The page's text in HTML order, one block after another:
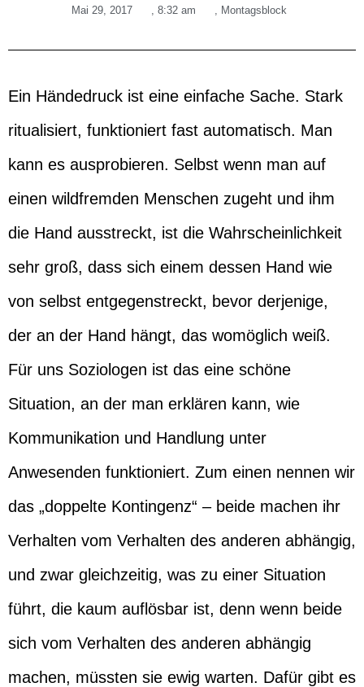
Mai 29, 2017 , 8:32 am , Montagsblock
Ein Händedruck ist eine einfache Sache. Stark
ritualisiert, funktioniert fast automatisch. Man
kann es ausprobieren. Selbst wenn man auf
einen wildfremden Menschen zugeht und ihm
die Hand ausstreckt, ist die Wahrscheinlichkeit
sehr groß, dass sich einem dessen Hand wie
von selbst entgegenstreckt, bevor derjenige,
der an der Hand hängt, das womöglich weiß.
Für uns Soziologen ist das eine schöne
Situation, an der man erklären kann, wie
Kommunikation und Handlung unter
Anwesenden funktioniert. Zum einen nennen wir
das „doppelte Kontingenz“ – beide machen ihr
Verhalten vom Verhalten des anderen abhängig,
und zwar gleichzeitig, was zu einer Situation
führt, die kaum auflösbar ist, denn wenn beide
sich vom Verhalten des anderen abhängig
machen, müssten sie ewig warten. Dafür gibt es